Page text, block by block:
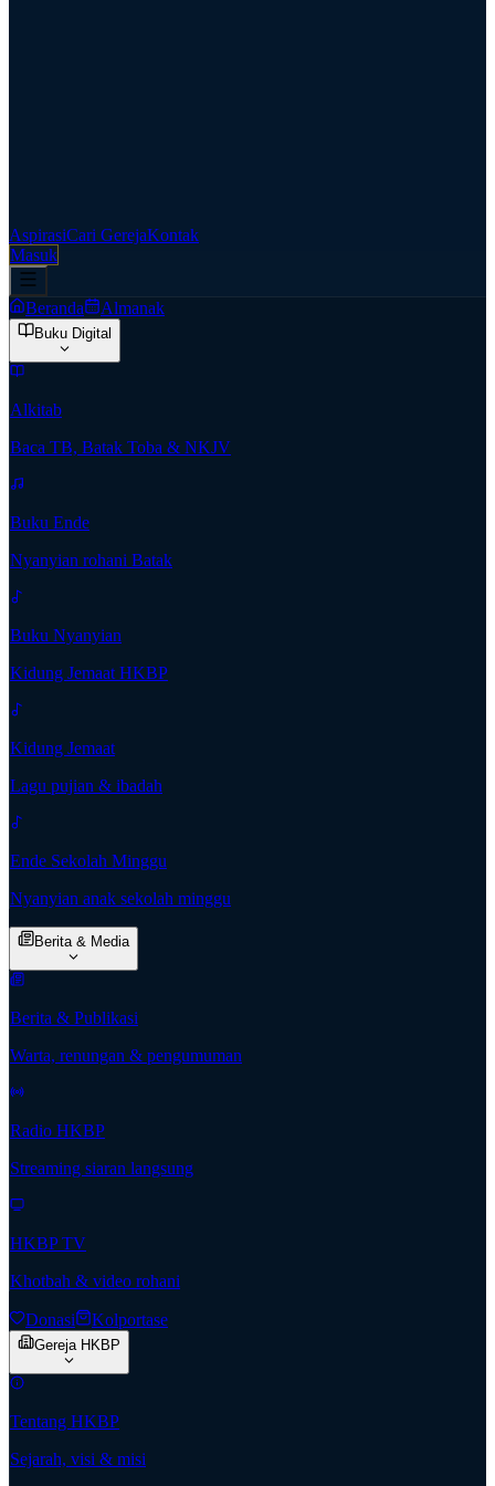
AspirasiCari GerejaKontak
Masuk
Beranda Almanak
Buku Digital
Alkitab
Baca TB, Batak Toba & NKJV
Buku Ende
Nyanyian rohani Batak
Buku Nyanyian
Kidung Jemaat HKBP
Kidung Jemaat
Lagu pujian & ibadah
Ende Sekolah Minggu
Nyanyian anak sekolah minggu
Berita & Media
Berita & Publikasi
Warta, renungan & pengumuman
Radio HKBP
Streaming siaran langsung
HKBP TV
Khotbah & video rohani
Donasi Kolportase
Gereja HKBP
Tentang HKBP
Sejarah, visi & misi